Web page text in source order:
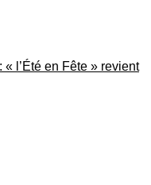
l’Été en Fête » revient